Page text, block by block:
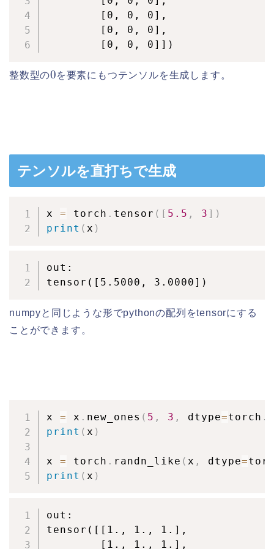
        [0, 0, 0],
        [0, 0, 0],
        [0, 0, 0]])
整数型の
0
を要素にもつテンソルを生成します。
テンソルを直打ちで生成
x = torch . tensor ( [ 5.5 , 3 ] )
print ( x )
out:
tensor([5.5000, 3.0000])
numpyと同じような形でpythonの配列をtensorにする
ことができます。
x = x . new_ones ( 5 , 3 , dtype=torch .
print ( x )
x = torch . randn_like ( x , dtype=
print ( x )
out:
tensor([[1., 1., 1.],
        [1., 1., 1.],